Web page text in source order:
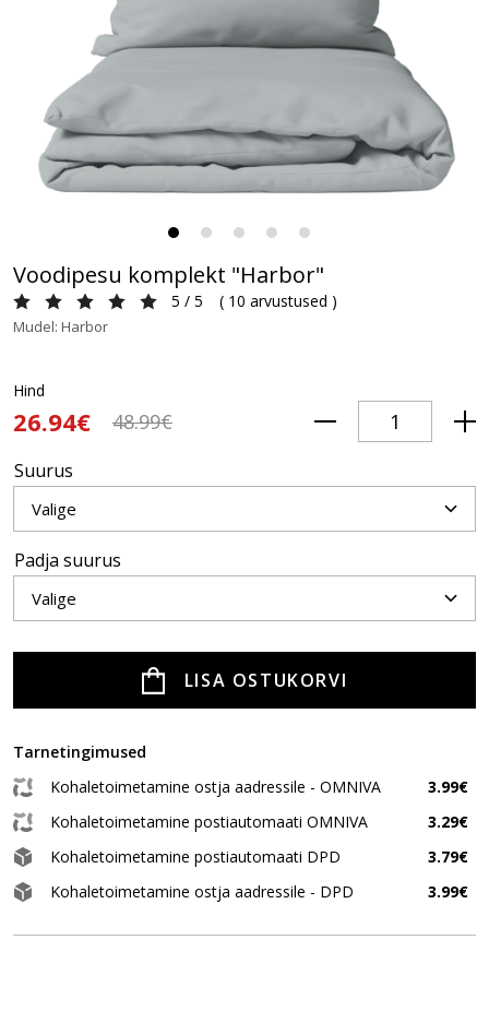
Voodipesu komplekt "Harbor"
5 / 5 ( 10 arvustused )
Mudel: Harbor
Hind
26.94€ 48.99€
Suurus
Padja suurus
LISA OSTUKORVI
Tarnetingimused
Kohaletoimetamine ostja aadressile - OMNIVA
3.99€
Kohaletoimetamine postiautomaati OMNIVA
3.29€
Kohaletoimetamine postiautomaati DPD
3.79€
Kohaletoimetamine ostja aadressile - DPD
3.99€